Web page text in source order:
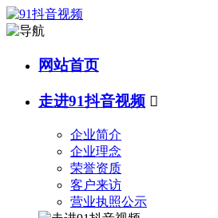
网站首页
走进91抖音视频 
企业简介
企业理念
荣誉资质
客户来访
营业执照公示